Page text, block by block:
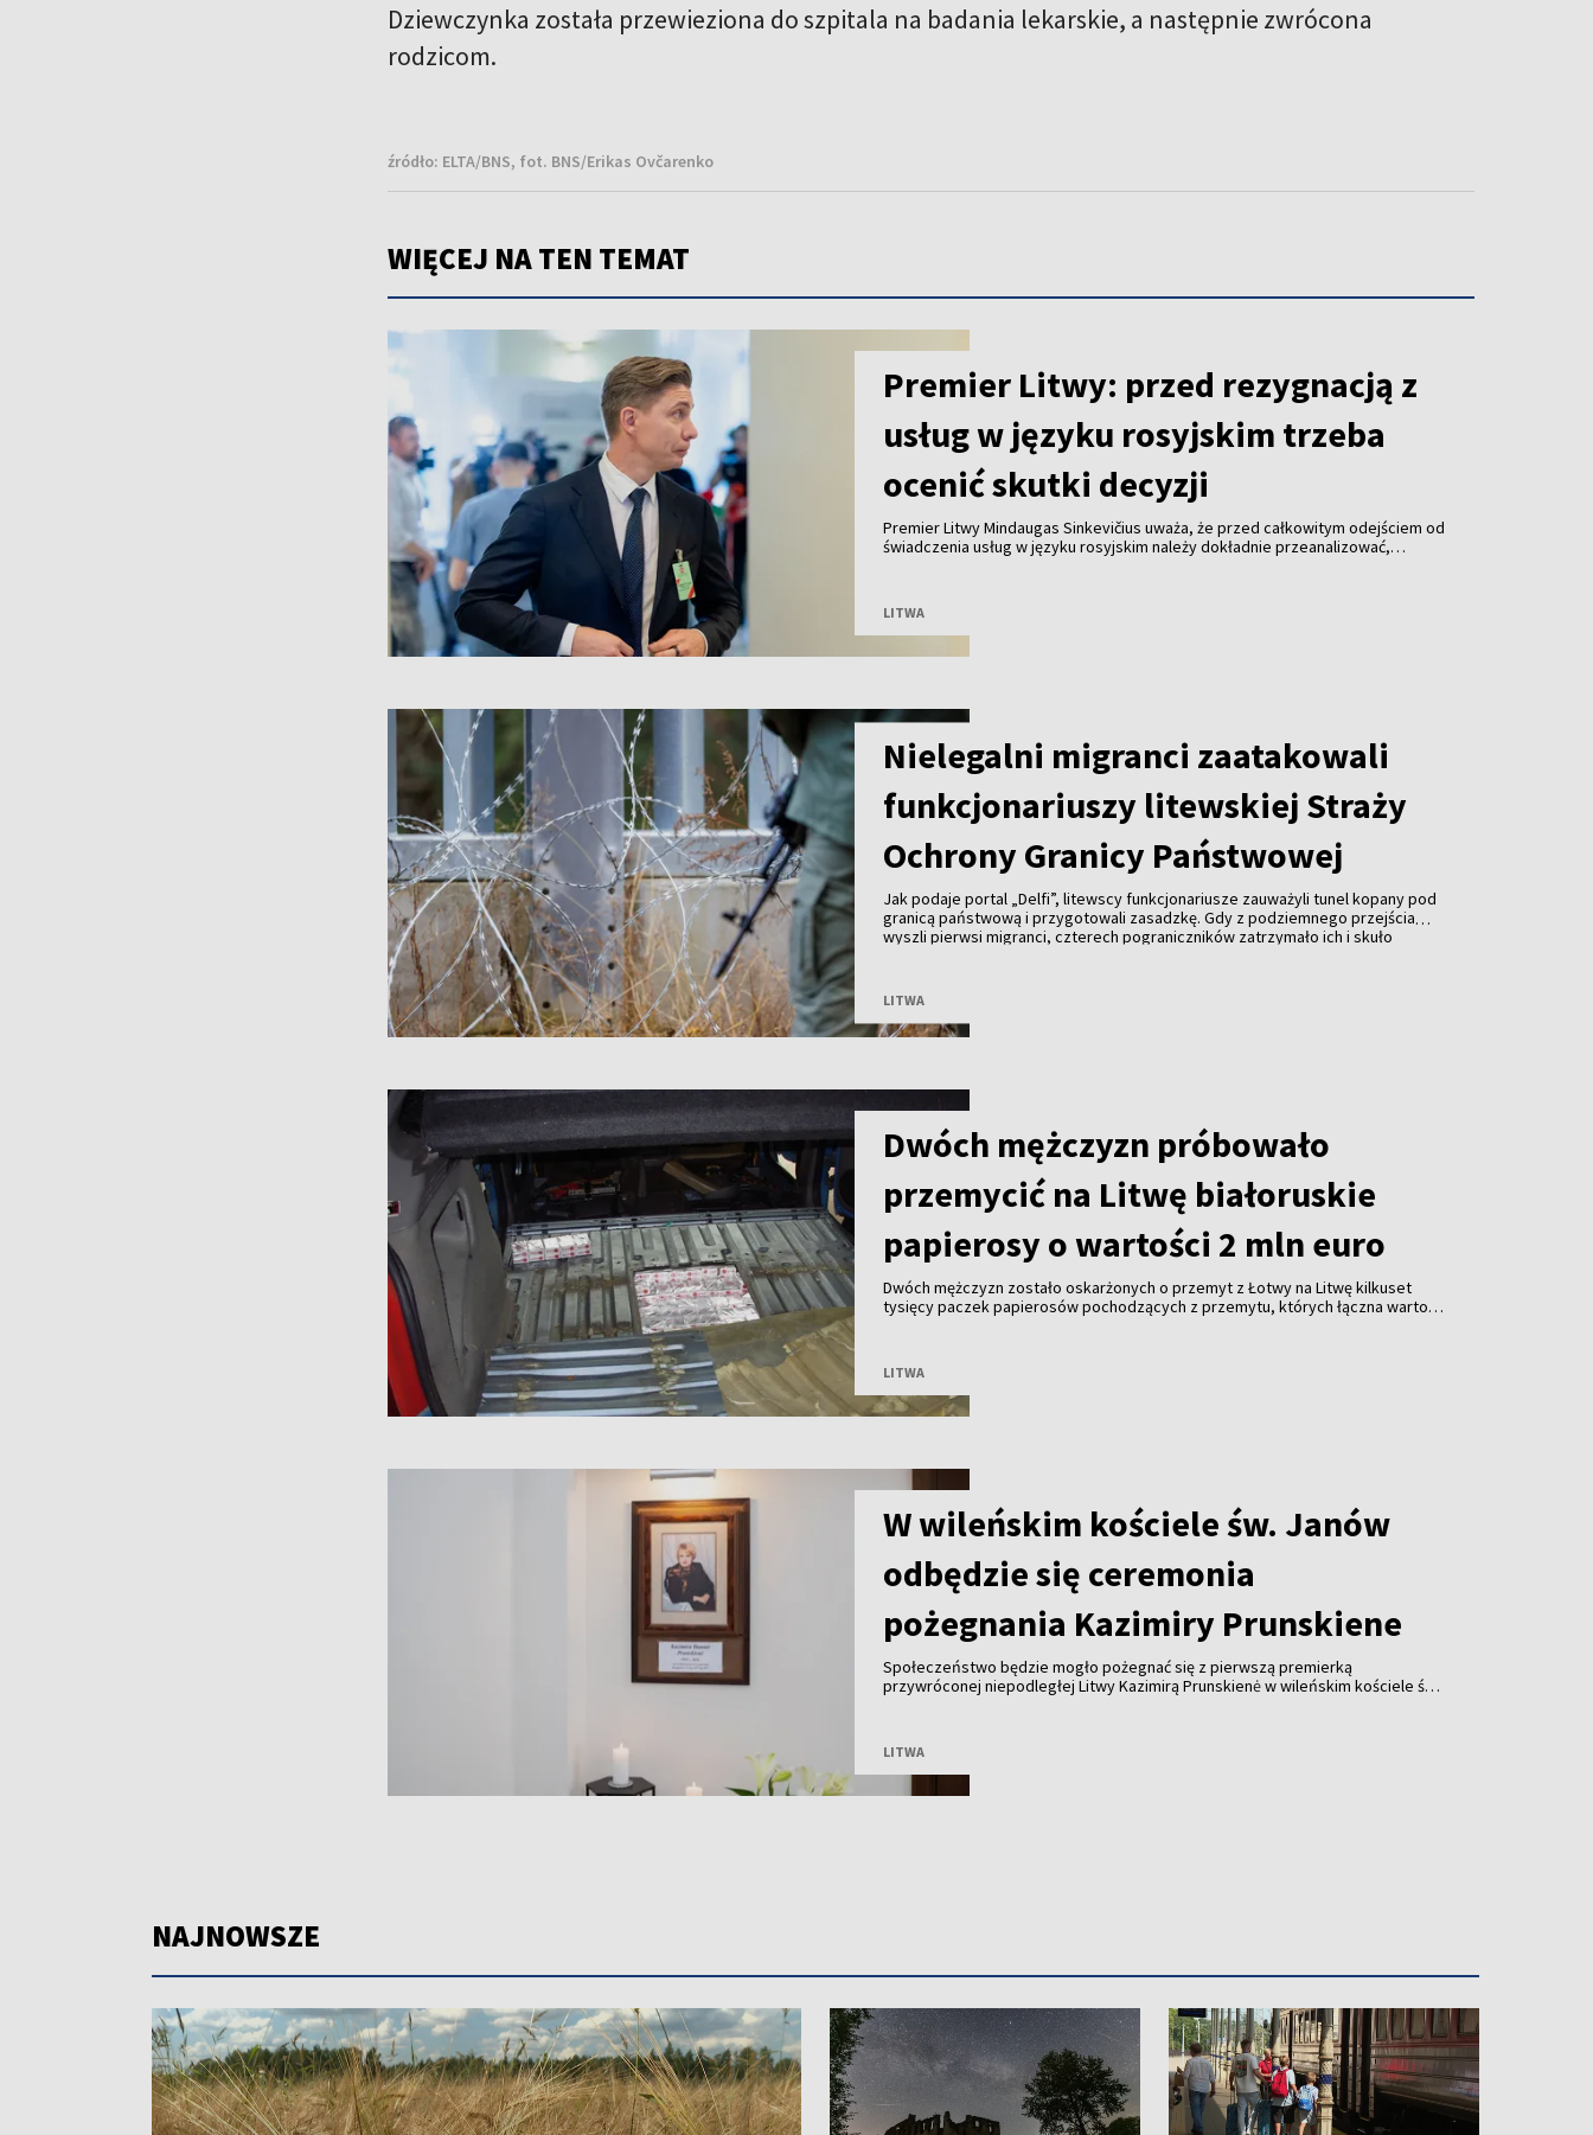
Dziewczynka została przewieziona do szpitala na badania lekarskie, a następnie zwrócona
rodzicom.
źródło: ELTA/BNS, fot. BNS/Erikas Ovčarenko
WIĘCEJ NA TEN TEMAT
Premier Litwy: przed rezygnacją z
usług w języku rosyjskim trzeba
ocenić skutki decyzji
Premier Litwy Mindaugas Sinkevičius uważa, że przed całkowitym odejściem od
świadczenia usług w języku rosyjskim należy dokładnie przeanalizować,
indywidualnie.
LITWA
Nielegalni migranci zaatakowali
funkcjonariuszy litewskiej Straży
Ochrony Granicy Państwowej
Jak podaje portal „Delfi”, litewscy funkcjonariusze zauważyli tunel kopany pod
granicą państwową i przygotowali zasadzkę. Gdy z podziemnego przejścia
wyszli pierwsi migranci, czterech pograniczników zatrzymało ich i skuło
pogranicznicy byli zmuszeni się wycofać.
LITWA
Dwóch mężczyzn próbowało
przemycić na Litwę białoruskie
papierosy o wartości 2 mln euro
Dwóch mężczyzn zostało oskarżonych o przemyt z Łotwy na Litwę kilkuset
tysięcy paczek papierosów pochodzących z przemytu, których łączna wartość
LITWA
W wileńskim kościele św. Janów
odbędzie się ceremonia
pożegnania Kazimiry Prunskiene
Społeczeństwo będzie mogło pożegnać się z pierwszą premierką
przywróconej niepodległej Litwy Kazimirą Prunskienėw wileńskim kościele św.
LITWA
NAJNOWSZE